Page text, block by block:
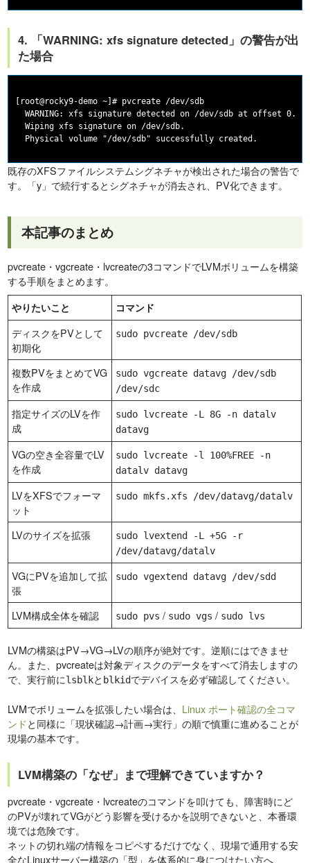
4. 「WARNING: xfs signature detected」の警告が出
た場合
[root@rocky9-demo ~]# pvcreate /dev/sdb
WARNING: xfs signature detected on /dev/sdb at offset 0.
  Wiping xfs signature on /dev/sdb.
既存のXFSファイルシステムシグネチャが検出された場合の警告で
す。「y」で続行するとシグネチャが消去され、PV化できます。
本記事のまとめ
pvcreate・vgcreate・lvcreateの3コマンドでLVMボリュームを構築
する手順をまとめます。
やりたいこと コマンド
ディスクをPVとして
初期化
sudo pvcreate /dev/sdb
複数PVをまとめてVG
を作成
sudo vgcreate datavg /dev/sdb
/dev/sdc
指定サイズのLVを作
成
sudo lvcreate -L 8G -n datalv
datavg
VGの空き全容量でLV
を作成
sudo lvcreate -l 100%FREE -n
datalv datavg
LVをXFSでフォーマ
ット
sudo mkfs.xfs /dev/datavg/datalv
LVのサイズを拡張
sudo lvextend -L +5G -r
/dev/datavg/datalv
VGにPVを追加して拡
張
sudo vgextend datavg /dev/sdd
LVM構成全体を確認 sudo pvs / sudo vgs / sudo lvs
LVMの構築はPV→VG→LVの順序が絶対です。逆順にはできませ
ん。また、pvcreateは対象ディスクのデータをすべて消去しますの
で、実行前にlsblkと blkidでデバイスを必ず確認してください。
LVMでボリュームを拡張したい場合は、 Linux ポート確認の全コマ
ンドと同様に「現状確認→計画→実行」の順で慎重に進めることが
現場の基本です。
LVM構築の「なぜ」まで理解できていますか？
pvcreate・vgcreate・lvcreateのコマンドを叩けても、障害時にど
のPVが壊れてVGがどう影響を受けるかを説明できないと、本番環
境では危険です。
ネットの切れ端の情報をコピペするだけでなく、現場で通用する安
全なLinuxサーバー構築の「型」を体系的に身につけたい方へ、